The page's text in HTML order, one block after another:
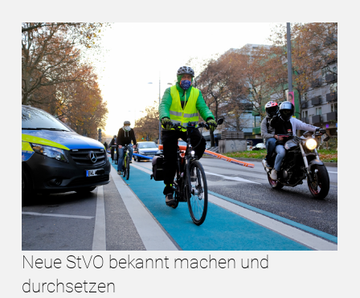
Neue StVO bekannt machen und
durchsetzen